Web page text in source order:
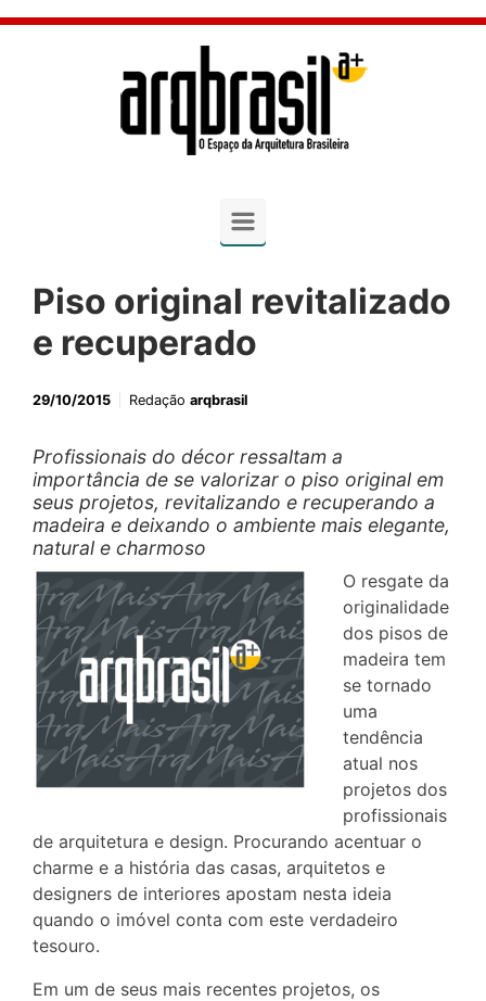
Skip to main content
Piso original revitalizado
e recuperado
29/10/2015 Redação arqbrasil
Profissionais do décor ressaltam a
importância de se valorizar o piso original em
seus projetos, revitalizando e recuperando a
madeira e deixando o ambiente mais elegante,
natural e charmoso
O resgate da
originalidade
dos pisos de
madeira tem
se tornado
uma
tendência
atual nos
projetos dos
profissionais
de arquitetura e design. Procurando acentuar o
charme e a história das casas, arquitetos e
designers de interiores apostam nesta ideia
quando o imóvel conta com este verdadeiro
tesouro.
Em um de seus mais recentes projetos, os